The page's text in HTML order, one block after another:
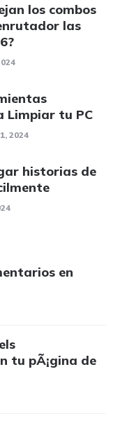
los combos
las
Limpiar tu PC
2024
historias de
en
tu pÃ¡gina de